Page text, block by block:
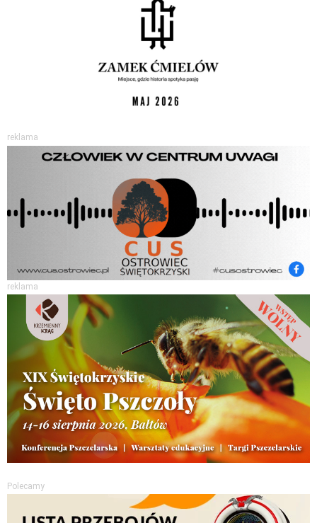
reklama
reklama
Polecamy